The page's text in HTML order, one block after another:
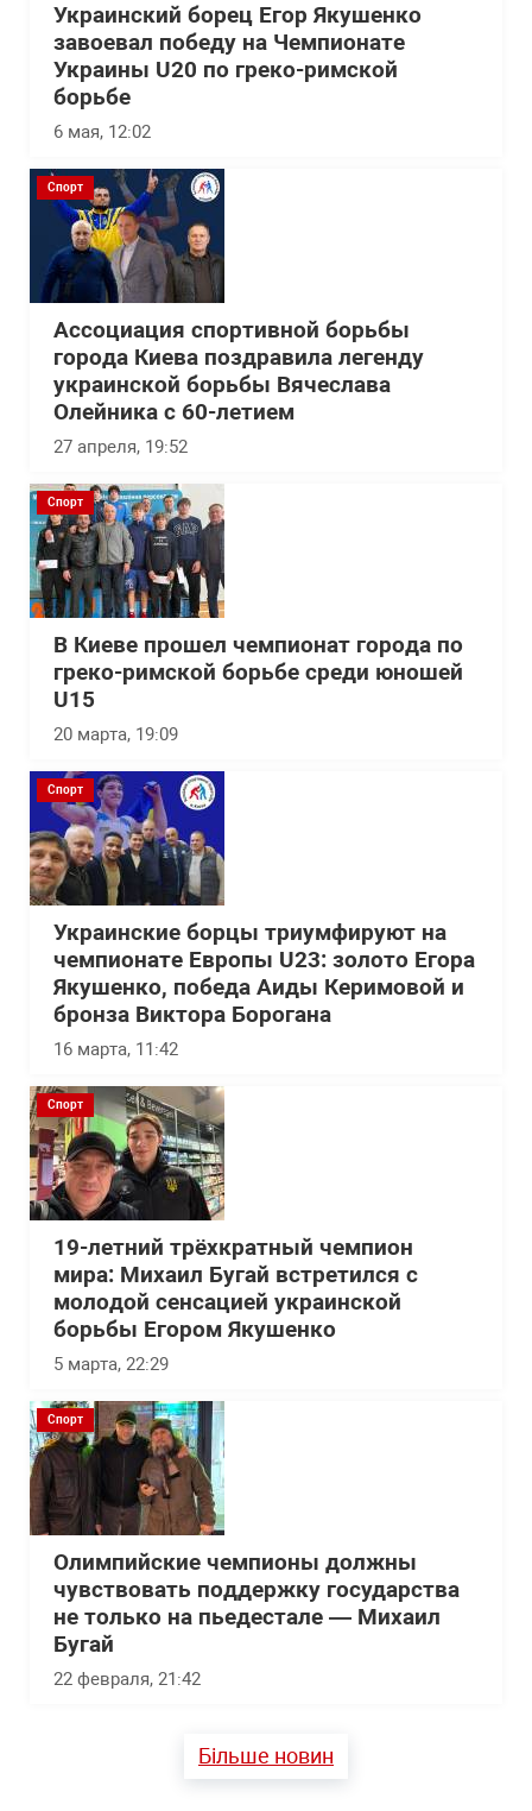
Украинский борец Егор Якушенко
завоевал победу на Чемпионате
Украины U20 по греко-римской
борьбе
6 мая, 12:02
Спорт
Ассоциация спортивной борьбы
города Киева поздравила легенду
украинской борьбы Вячеслава
Олейника с 60-летием
27 апреля, 19:52
Спорт
В Киеве прошел чемпионат города по
греко-римской борьбе среди юношей
U15
20 марта, 19:09
Спорт
Украинские борцы триумфируют на
чемпионате Европы U23: золото Егора
Якушенко, победа Аиды Керимовой и
бронза Виктора Борогана
16 марта, 11:42
Спорт
19-летний трёхкратный чемпион
мира: Михаил Бугай встретился с
молодой сенсацией украинской
борьбы Егором Якушенко
5 марта, 22:29
Спорт
Олимпийские чемпионы должны
чувствовать поддержку государства
не только на пьедестале — Михаил
Бугай
22 февраля, 21:42
Більше новин